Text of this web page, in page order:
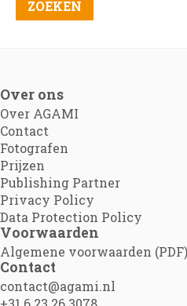
Over ons
Over AGAMI
Contact
Fotografen
Prijzen
Publishing Partner
Privacy Policy
Data Protection Policy
Voorwaarden
Algemene voorwaarden (PDF)
Contact
contact@agami.nl